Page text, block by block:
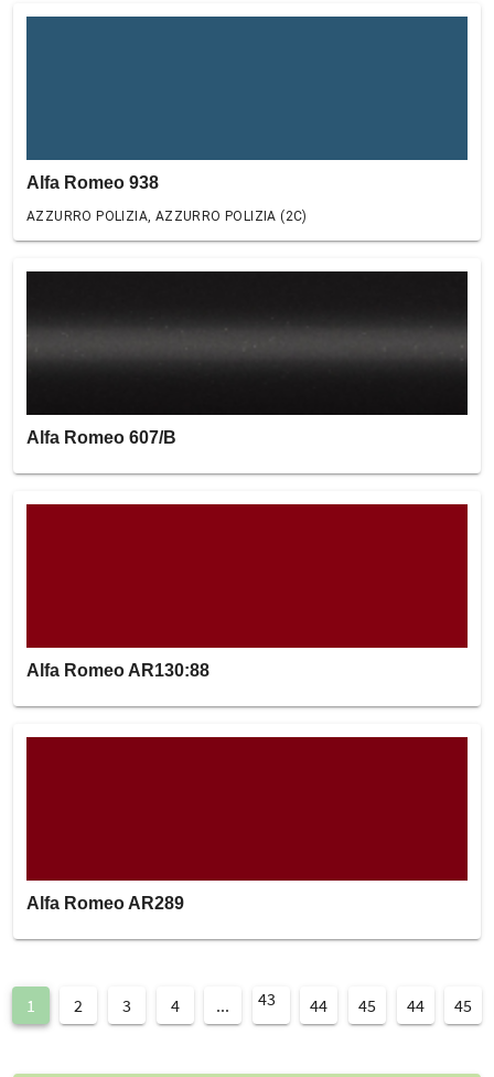
Alfa Romeo 938
AZZURRO POLIZIA, AZZURRO POLIZIA (2C)
Alfa Romeo 607/B
Alfa Romeo AR130:88
Alfa Romeo AR289
1 2 3 4 ... 43 44 45 44 45